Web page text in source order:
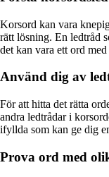
Korsord kan vara
rätt lösning. En ledtråd
det kan vara ett ord
Använd dig av
För att hitta det rätta
andra ledtrådar i
ifyllda som kan ge dig
Prova ord med